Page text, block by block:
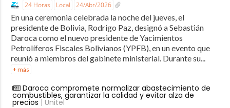
24 Horas Local 24/Abr/2026
En una ceremonia celebrada la noche del jueves, el
presidente de Bolivia, Rodrigo Paz, designó a Sebastián
Daroca como el nuevo presidente de Yacimientos
Petrolíferos Fiscales Bolivianos (YPFB), en un evento que
reunió a miembros del gabinete ministerial. Durante su...
+ más
Daroca compromete normalizar abastecimiento de
combustibles, garantizar la calidad y evitar alza de
precios | Unitel